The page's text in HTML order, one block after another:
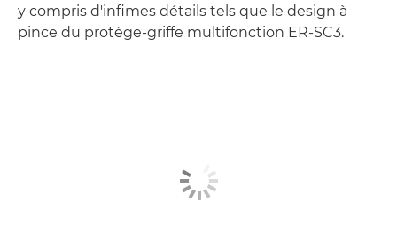
y compris d'infimes détails tels que le design à
pince du protège-griffe multifonction ER-SC3.